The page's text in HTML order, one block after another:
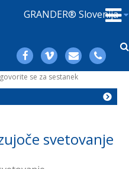
GRANDER® Slovenija
se za sestanek
svetovanje